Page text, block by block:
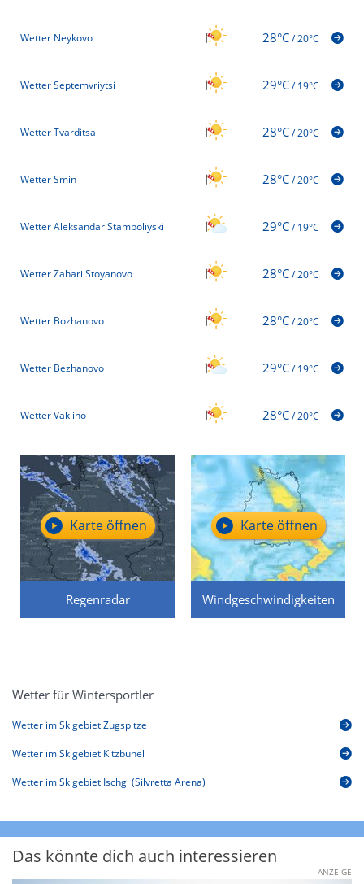
Wetter Neykovo 28°C/20°C
Wetter Septemvriytsi 29°C/19°C
Wetter Tvarditsa 28°C/20°C
Wetter Smin 28°C/20°C
Wetter Aleksandar Stamboliyski 29°C/19°C
Wetter Zahari Stoyanovo 28°C/20°C
Wetter Bozhanovo 28°C/20°C
Wetter Bezhanovo 29°C/19°C
Wetter Vaklino 28°C/20°C
Regenradar
Karte öffnen
Windgeschwindigkeiten
Karte öffnen
Wetter für Wintersportler
Wetter im Skigebiet Zugspitze
Wetter im Skigebiet Kitzbühel
Wetter im Skigebiet Ischgl (Silvretta Arena)
Das könnte dich auch interessieren
ANZEIGE